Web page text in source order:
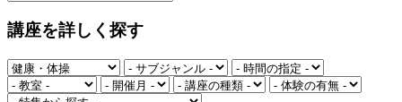
講座を詳しく探す